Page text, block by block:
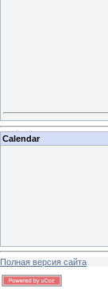
Calendar
Полная версия сайта